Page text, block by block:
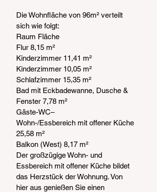
Die Wohnfläche von 96m² verteilt
sich wie folgt:
Raum Fläche
Flur 8,15 m²
Kinderzimmer 11,41 m²
Kinderzimmer 10,05 m²
Schlafzimmer 15,35 m²
Bad mit Eckbadewanne, Dusche &
Fenster 7,78 m²
Gäste-WC–
Wohn-/Essbereich mit offener Küche
25,58 m²
Balkon (West) 8,17 m²
Der großzügige Wohn- und
Essbereich mit offener Küche bildet
das Herzstück der Wohnung. Von
hier aus genießen Sie einen